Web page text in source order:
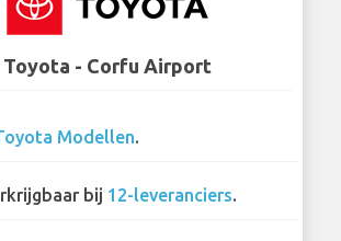
Toyota - Corfu Airport
Modellen.
bij 12-leveranciers.